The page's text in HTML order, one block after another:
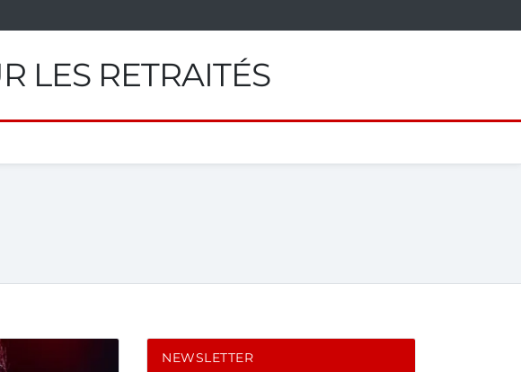
LES RETRAITÉS
NEWSLETTER